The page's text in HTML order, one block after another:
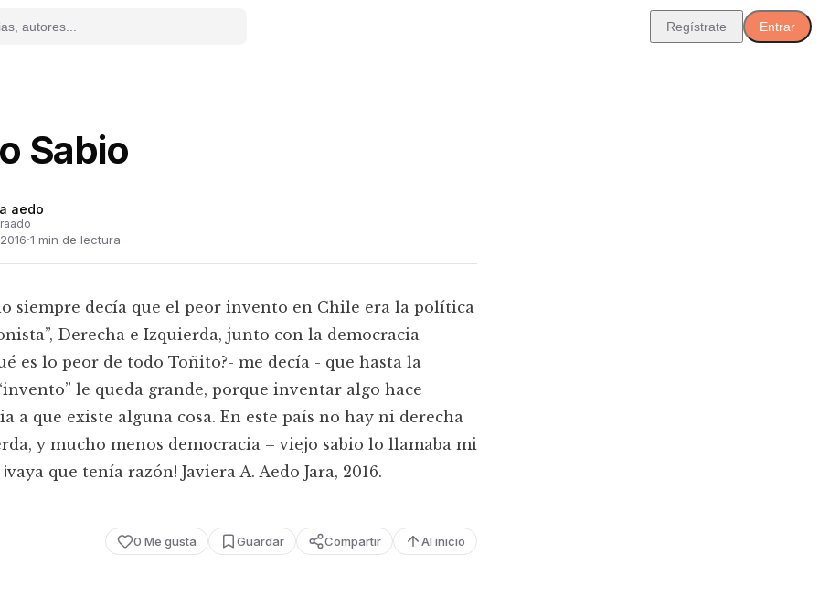
Regístrate Entrar
Sabio
aedo
·1 min de lectura
siempre decía que el peor invento en Chile era la política
Derecha e Izquierda, junto con la democracia –
es lo peor de todo Toñito?- me decía - que hasta la
le queda grande, porque inventar algo hace
a que existe alguna cosa. En este país no hay ni derecha
y mucho menos democracia – viejo sabio lo llamaba mi
que tenía razón! Javiera A. Aedo Jara, 2016.
0 Me gusta Guardar Compartir Al inicio